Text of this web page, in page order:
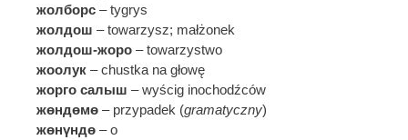
жолборс – tygrys
жолдош – towarzysz; małżonek
жолдош-жоро – towarzystwo
жоолук – chustka na głowę
жорго салыш – wyścig inochodźców
жөндөмө – przypadek (gramatyczny)
жөнүндө – o